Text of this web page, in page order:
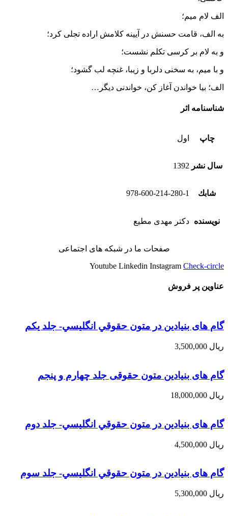
الف لام میم؛
به الف، قامت حسنش در آیینه کلامش اراده تجلی کرد؛
و به لام بر کرسی تکلم نشست؛
و با میم، به سخنی دلربا و زیبا، غنچه لب گشود؛
الف؛ بیا خواندن آغاز کن، خواندنی دیگر…
شناسنامه اثر
چاپ اول
سال نشر 1392
شابك 978-600-214-280-1
نویسنده دکتر مهدی مطیع
صفحات ما در شبکه های اجتماعی
Youtube Linkedin Instagram Check-circle
عناوین پر فروش
گام های بنیادین در متون حقوقي انگليسي- جلد يكم
ریال
گام های بنیادین متون حقوقی جلد چهارم و پنجم
ریال
گام های بنیادین در متون حقوقي انگليسي- جلد دوم
ریال
گام های بنیادین در متون حقوقي انگليسي- جلد سوم
ریال